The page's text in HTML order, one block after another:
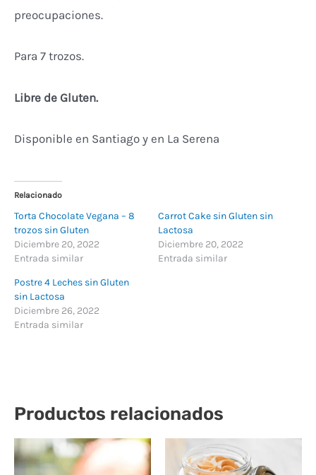
preocupaciones.
Para 7 trozos.
Libre de Gluten.
Disponible en Santiago y en La Serena
Relacionado
Torta Chocolate Vegana – 8
trozos sin Gluten
Diciembre 20, 2022
Entrada similar
Carrot Cake sin Gluten sin
Lactosa
Diciembre 20, 2022
Entrada similar
Postre 4 Leches sin Gluten
sin Lactosa
Diciembre 26, 2022
Entrada similar
Productos relacionados